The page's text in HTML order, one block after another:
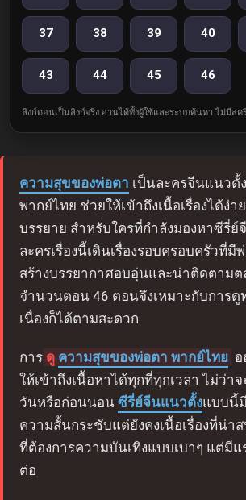
37 38 39 40
43 44 45 46
ลิงก์ตอนเป็นลิงก์จริง อ่านได้ทั้งผู้ใช้และระบบค้นหา ไม่มีส
ความสุขของพ่อตา เป็นละครจีนแนวตั้
พากย์ไทย ช่วยให้เข้าถึงเนื้อเรื่องได้ง่
บรรยาย สำหรับใครที่กำลังมองหาซีรี่ย์
ละครเรื่องนี้เดินเรื่องรอบครอบครัวที่
สร้างบรรยากาศอบอุ่นและน่าติดตามต
จำนวนตอน 46 ตอนจึงเหมาะกับการดู
เนื่องก็ได้ตามสะดวก
การ ดู ความสุขของพ่อตา พากย์ไทย
ให้เข้าถึงเนื้อหาได้ทุกที่ทุกเวลา ไม่ว่า
วันหรือก่อนนอน ซีรี่ย์จีนแนวตั้งแบบนี้
ความสั้นกระชับแต่ยังคงเนื้อเรื่องที่น่า
ที่ต้องการความบันเทิงแบบเบาๆ แต่มีแ
ต่อ